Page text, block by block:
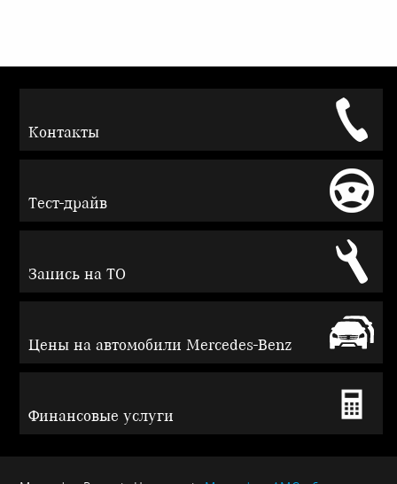
Контакты
Тест-драйв
Запись на ТО
Цены на автомобили Mercedes-Benz
Финансовые услуги